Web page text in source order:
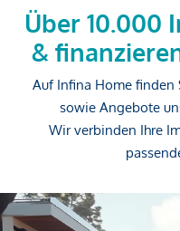
Über 10.000
&
Auf Infina Home finden
sowie Angebote
Wir verbinden Ihre